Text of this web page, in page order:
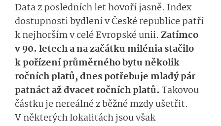
Data z posledních let hovoří jasně. Index
dostupnosti bydlení v České republice patří
k nejhorším v celé Evropské unii. Zatímco
v 90. letech a na začátku milénia stačilo
k pořízení průměrného bytu několik
ročních platů, dnes potřebuje mladý pár
patnáct až dvacet ročních platů. Takovou
částku je nereálné z běžné mzdy ušetřit.
V některých lokalitách jsou však